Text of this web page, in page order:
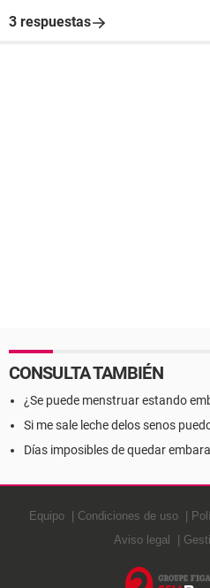
3 respuestas
CONSULTA TAMBIÉN
¿Se puede menstruar estando
Si me sale leche delos senos
Días imposibles de quedar
Equipo Condiciones de uso
Aviso legal